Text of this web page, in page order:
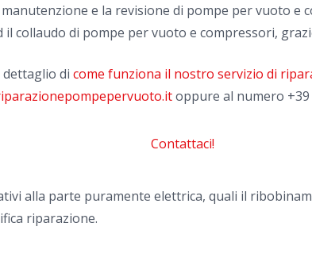
e la revisione di pompe per vuoto e
collaudo di pompe per vuoto e compressori,
di come funziona il nostro servizio di
oppure al numero
Contattaci!
alla parte puramente elettrica, quali il
riparazione.